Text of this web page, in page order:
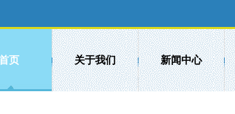
页 关于我们 新闻中心